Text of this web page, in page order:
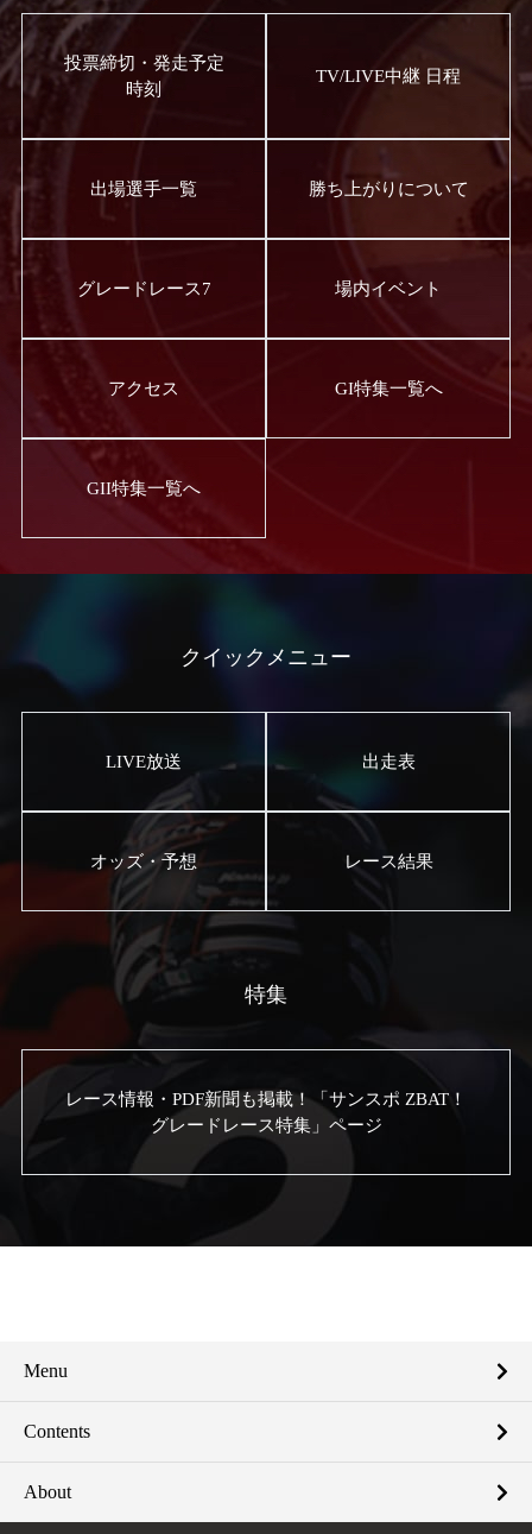
投票締切・発走予定
時刻
TV/LIVE中継 日程
出場選手一覧 勝ち上がりについて
グレードレース7 場内イベント
アクセス GI特集一覧へ
GII特集一覧へ
クイックメニュー
LIVE放送 出走表
オッズ・予想 レース結果
特集
レース情報・PDF新聞も掲載！「サンスポ ZBAT！
グレードレース特集」ページ
Menu
Contents
About